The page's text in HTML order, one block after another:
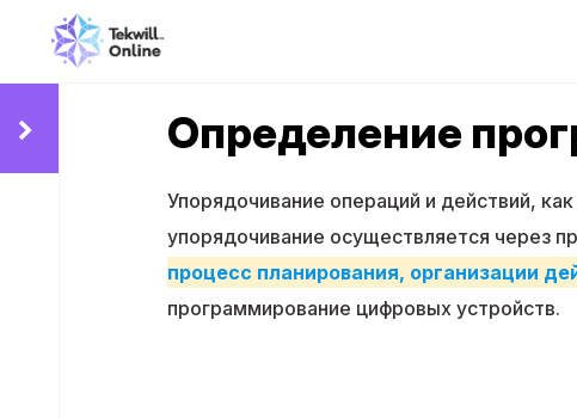
Определение
Упорядочивание операций и действий,
упорядочивание осуществляется через
процесс планирования, организации
программирование цифровых устройств.